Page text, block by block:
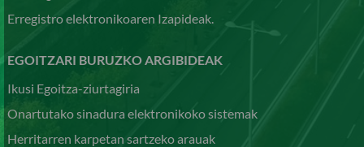
Erregistro elektronikoaren Izapideak.
EGOITZARI BURUZKO ARGIBIDEAK
Ikusi Egoitza-ziurtagiria
Onartutako sinadura elektronikoko sistemak
Herritarren karpetan sartzeko arauak